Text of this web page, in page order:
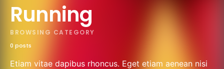
Running
BROWSING CATEGORY
0 posts
Etiam vitae dapibus rhoncus. Eget etiam aenean nisi